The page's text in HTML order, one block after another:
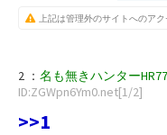
上記は管理外のサイトへのアク
2 ： 名も無きハンター
ID:ZGWpn6Ym0.net[1/2]
>>1